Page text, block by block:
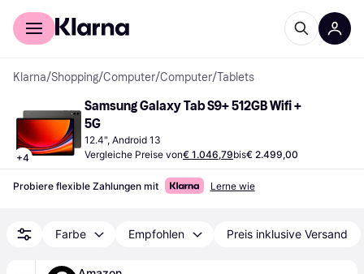
Für Shopper
Klarna/Shopping/Computer/Computer/Tablets
+4
Samsung Galaxy Tab S9+ 512GB Wifi +
5G
12.4", Android 13
Vergleiche Preise von€ 1.046,79bis€ 2.499,00
Probiere flexible Zahlungen mit Lerne wie
Farbe Empfohlen Preis inklusive Versand